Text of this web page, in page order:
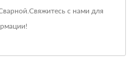
Свяжитесь с нами для